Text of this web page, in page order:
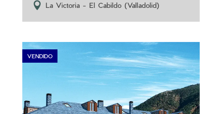
La Victoria - El Cabildo (Valladolid)
VENDIDO